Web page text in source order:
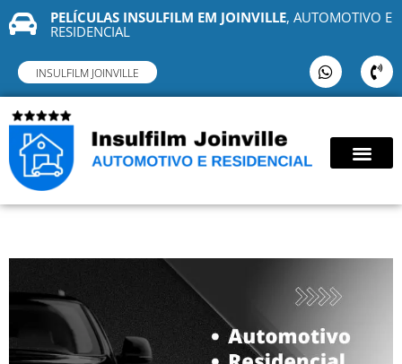
PELÍCULAS INSULFILM EM JOINVILLE, AUTOMOTIVO E
RESIDENCIAL
INSULFILM JOINVILLE